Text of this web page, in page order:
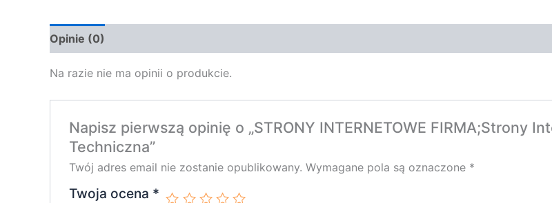
Opinie (0)
Na razie nie ma opinii o produkcie.
Napisz pierwszą opinię o „STRONY INTERNETOWE FIRMA;Strony
Techniczna”
Twój adres email nie zostanie opublikowany. Wymagane pola są oznaczone *
Twoja ocena *